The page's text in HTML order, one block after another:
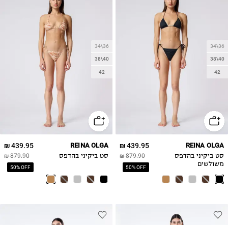
34\36
38\40
42
439.95 ₪
879.90 ₪
50% OFF
REINA OLGA
סט ביקיני בהדפס
משולשים
34\36
38\40
42
439.95 ₪
879.90 ₪
50% OFF
REINA OLGA
סט ביקיני בהדפס